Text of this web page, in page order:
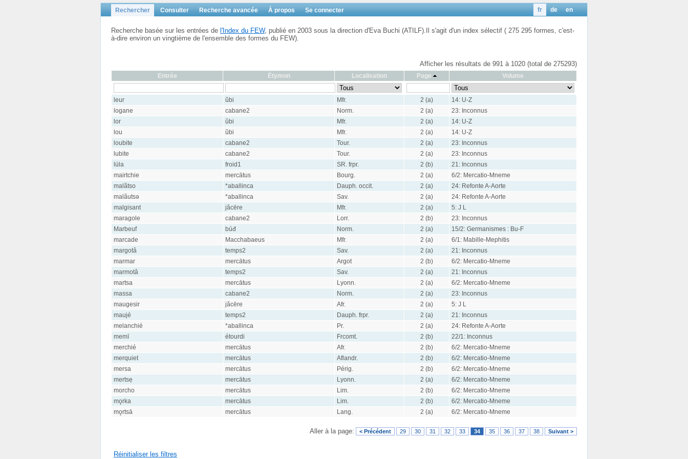
Rechercher Consulter Recherche avancée À propos Se connecter en
de
fr
Recherche basée sur les entrées de l'Index du FEW, publié en 2003 sous la direction d'Eva Buchi (ATILF).Il s'agit d'un index sélectif ( 275 295 formes, c'est-
à-dire environ un vingtième de l'ensemble des formes du FEW).
Afficher les résultats de 991 à 1020 (total de 275293)
Entrée Étymon Localisation Page Volume
leur ŭbi Mfr. 2 (a)
14: U-Z
logane
cabane2 Norm. 2 (a)
23: Inconnus
lor
ŭbi Mfr. 2 (a)
14: U-Z
lou
ŭbi Mfr. 2 (a)
14: U-Z
loubite
cabane2 Tour. 2 (a)
23: Inconnus
lubite
cabane2 Tour. 2 (a)
23: Inconnus
lüla
froid1 SR. frpr. 2 (b)
21: Inconnus
mairtchie
mercātus Bourg. 2 (a)
6/2: Mercatio-Mneme
malãtso
*aballinca Dauph. occit. 2 (a)
24: Refonte A-Aorte
malãutsə
*aballinca Sav. 2 (a)
24: Refonte A-Aorte
malgisant
jăcēre Mfr. 2 (a)
5: J L
maragole
cabane2 Lorr. 2 (b)
23: Inconnus
Marbeuf
búđ Norm. 2 (a)
15/2: Germanismes : Bu-F
marcade
Macchabaeus Mfr. 2 (a)
6/1: Mabille-Mephitis
margotâ
temps2 Sav. 2 (a)
21: Inconnus
marmar
mercātus Argot 2 (b)
6/2: Mercatio-Mneme
marmotâ
temps2 Sav. 2 (a)
21: Inconnus
martsa
mercātus Lyonn. 2 (a)
6/2: Mercatio-Mneme
massa
cabane2 Norm. 2 (a)
23: Inconnus
maugesir
jăcēre Afr. 2 (a)
5: J L
maujé
temps2 Dauph. frpr. 2 (a)
21: Inconnus
melanchié
*aballinca Pr. 2 (a)
24: Refonte A-Aorte
memī
étourdi Frcomt. 2 (b)
22/1: Inconnus
merchié
mercātus Afr. 2 (b)
6/2: Mercatio-Mneme
merquiet
mercātus Aflandr. 2 (b)
6/2: Mercatio-Mneme
mersa
mercātus Périg. 2 (b)
6/2: Mercatio-Mneme
mertsẹ
mercātus Lyonn. 2 (a)
6/2: Mercatio-Mneme
morcho
mercātus Lim. 2 (b)
6/2: Mercatio-Mneme
mǫrka
mercātus Lim. 2 (b)
6/2: Mercatio-Mneme
mǫrtsā
mercātus Lang. 2 (a) 6/2: Mercatio-Mneme
Aller à la page: < Précédent 29 30 31 32 33 34 35 36 37 38 Suivant >
Réinitialiser les filtres